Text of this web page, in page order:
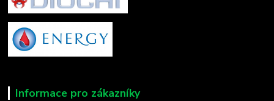
Informace pro zákazníky